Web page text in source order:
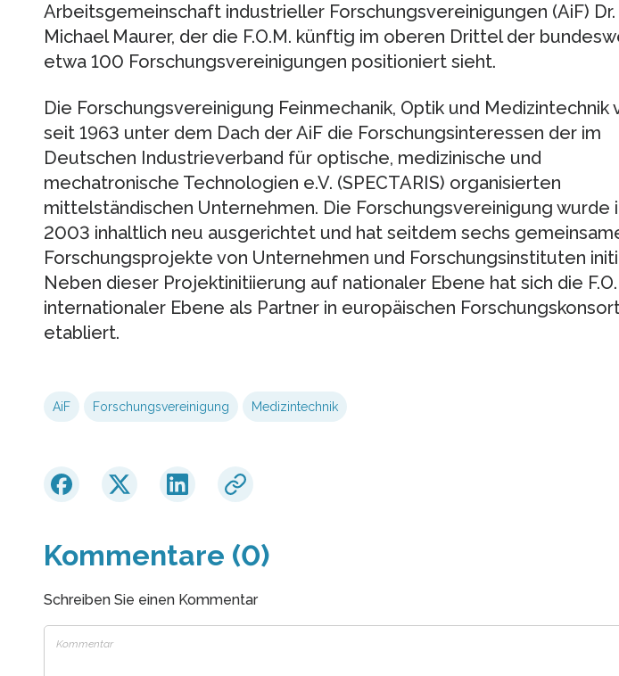
Arbeitsgemeinschaft industrieller Forschungsvereinigungen (AiF) Dr.
Michael Maurer, der die F.O.M. künftig im oberen Drittel der
etwa 100 Forschungsvereinigungen positioniert sieht.
Die Forschungsvereinigung Feinmechanik, Optik und Medizintechnik
seit 1963 unter dem Dach der AiF die Forschungsinteressen der im
Deutschen Industrieverband für optische, medizinische und
mechatronische Technologien e.V. (SPECTARIS) organisierten
mittelständischen Unternehmen. Die Forschungsvereinigung wurde
2003 inhaltlich neu ausgerichtet und hat seitdem sechs
Forschungsprojekte von Unternehmen und Forschungsinstituten
Neben dieser Projektinitiierung auf nationaler Ebene hat sich die
internationaler Ebene als Partner in europäischen
etabliert.
AiF Forschungsvereinigung Medizintechnik
Kommentare (0)
Schreiben Sie einen Kommentar